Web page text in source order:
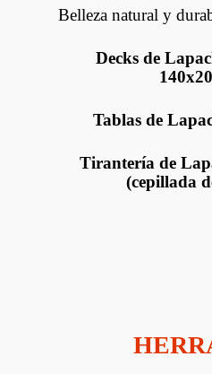
Belleza natural y
Decks de
Tablas de
Tirantería de
(cepillada